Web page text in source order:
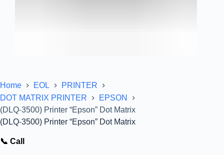
Home EOL
PRINTER
DOT MATRIX PRINTER
EPSON
(DLQ-3500) Printer “Epson” Dot Matrix
(DLQ-3500) Printer “Epson” Dot Matrix
📞 Call